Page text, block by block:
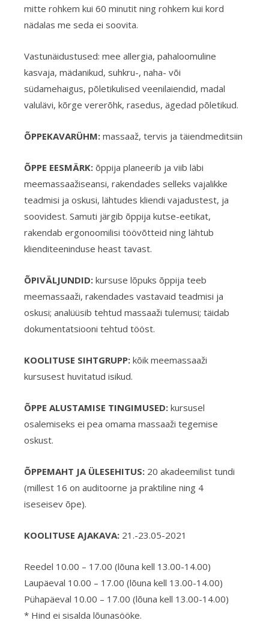
mitte rohkem kui 60 minutit ning rohkem kui kord
nädalas me seda ei soovita.
Vastunäidustused: mee allergia, pahaloomuline
kasvaja, mädanikud, suhkru-, naha- või
südamehaigus, põletikulised veenilaiendid, madal
valulävi, kõrge vererõhk, rasedus, ägedad põletikud.
ÕPPEKAVARÜHM: massaaž, tervis ja täiendmeditsiin
ÕPPE EESMÄRK: õppija planeerib ja viib läbi
meemassaažiseansi, rakendades selleks vajalikke
teadmisi ja oskusi, lähtudes kliendi vajadustest, ja
soovidest. Samuti järgib õppija kutse-eetikat,
rakendab ergonoomilisi töövõtteid ning lähtub
klienditeeninduse heast tavast.
ÕPIVÄLJUNDID: kursuse lõpuks õppija teeb
meemassaaži, rakendades vastavaid teadmisi ja
oskusi; analüüsib tehtud massaaži tulemusi; täidab
dokumentatsiooni tehtud tööst.
KOOLITUSE SIHTGRUPP:kõik meemassaaži
kursusest huvitatud isikud.
ÕPPE ALUSTAMISE TINGIMUSED: kursusel
osalemiseks ei pea omama massaaži tegemise
oskust.
ÕPPEMAHT JA ÜLESEHITUS: 20 akadeemilist tundi
(millest 16 on auditoorne ja praktiline ning 4
iseseisev õpe).
KOOLITUSE AJAKAVA: 21.-23.05-2021
Reedel 10.00 – 17.00 (lõuna kell 13.00-14.00)
Laupäeval 10.00 – 17.00 (lõuna kell 13.00-14.00)
Pühapäeval 10.00 – 17.00 (lõuna kell 13.00-14.00)
* Hind ei sisalda lõunasööke.